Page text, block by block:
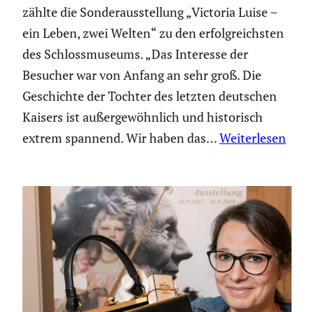
zählte die Sonder­aus­stel­lung „Victoria Luise –
ein Leben, zwei Welten“ zu den erfolg­reichsten
des Schloss­mu­seums. „Das Interesse der
Besucher war von Anfang an sehr groß. Die
Geschichte der Tochter des letzten deutschen
Kaisers ist außer­ge­wöhn­lich und histo­risch
extrem spannend. Wir haben das…Weiterlesen